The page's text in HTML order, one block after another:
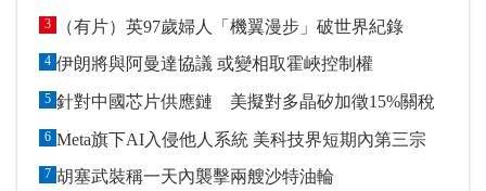
3 （有片）英97歲婦人「機翼漫步」破世界紀錄
4 伊朗將與阿曼達協議 或變相取霍峽控制權
5 針對中國芯片供應鏈 美擬對多晶矽加徵15%關稅
6 Meta旗下AI入侵他人系統 美科技界短期內第三宗
7 胡塞武裝稱一天內襲擊兩艘沙特油輪